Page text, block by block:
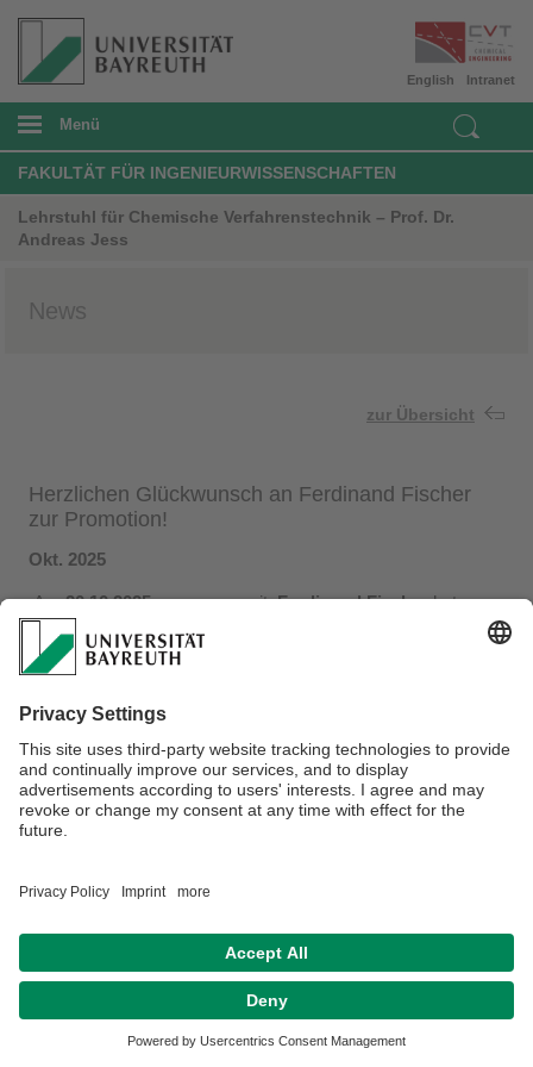
Intranet
English
Menü
FAKULTÄT FÜR INGENIEURWISSENSCHAFTEN
Lehrstuhl für Chemische Verfahrenstechnik – Prof. Dr.
Andreas Jess
News
zur Übersicht
Herzlichen Glückwunsch an Ferdinand Fischer
zur Promotion!
Okt. 2025
Am20.10.2025war es so weit:Ferdinand Fischerhat
seine Dissertation
"Kinetik der Wassergas-Shift-Reaktion unter
Ionic Liquid-Phase-
Katalysators"mit
damit seine Promotion abgeschlossen.
Wir gratulieren herzlich und wünschen ihm alles Gute und
viel Erfolg für die Zukunft!
Impressum Hausordnung